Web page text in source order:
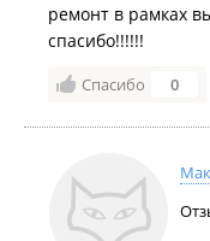
ремонт в рамках
спасибо!!!!!!
Спасибо 0